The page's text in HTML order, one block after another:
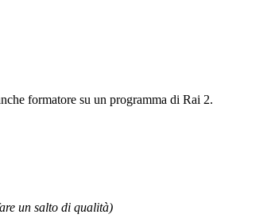
formatore su un programma di Rai 2.
un salto di qualità)